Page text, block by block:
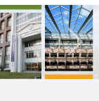
Next